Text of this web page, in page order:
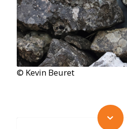
© Kevin Beuret